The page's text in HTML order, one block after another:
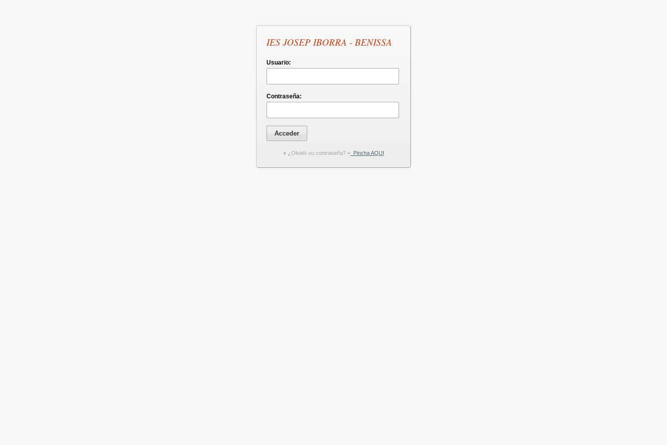
IES JOSEP IBORRA - BENISSA
Usuario:
Contraseña:
«¿Olvidó su contraseña? »Pincha AQUI